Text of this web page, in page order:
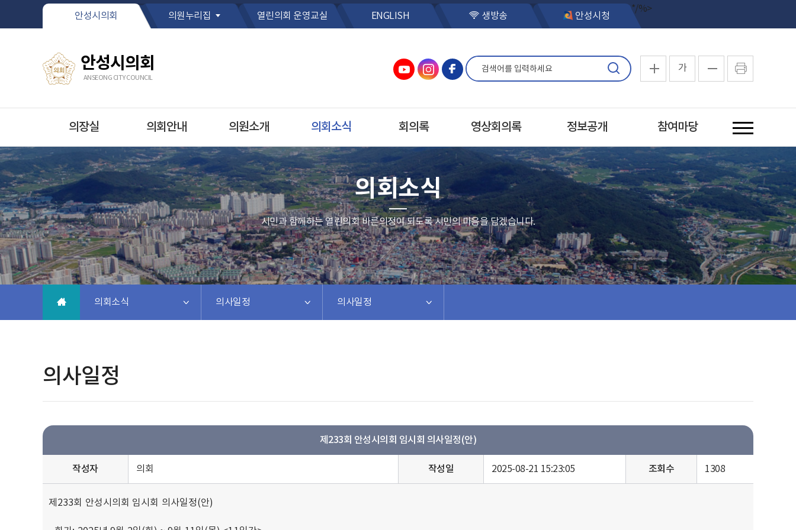
본문바로가기
안성시의회
의원누리집
*/%>
열린의회 운영교실 ENGLISH 생방송 안성시청
안성시의회
ANSEONG CITY COUNCIL
가
의장실 의회안내 의원소개 의회소식 회의록 영상회의록 정보공개 참여마당
의회소식
시민과 함께하는 열린의회 바른의정이 되도록 시민의 마음을 담겠습니다.
의회소식 의사일정 의사일정
의사일정
제233회 안성시의회 임시회 의사일정(안)
작성자 의회 작성일 2025-08-21 15:23:05 조회수 1308
제233회 안성시의회 임시회 의사일정(안)